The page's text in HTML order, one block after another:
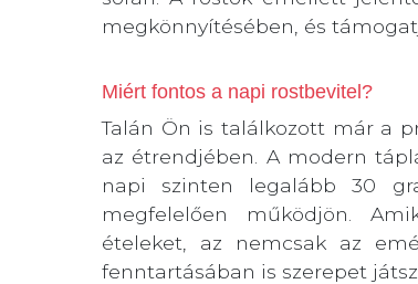
megkönnyítésében, és
Miért fontos a napi rostbevitel?
Talán Ön is találkozott már a
az étrendjében. A modern
napi szinten legalább 30
megfelelően működjön.
ételeket, az nemcsak az
fenntartásában is szerepet